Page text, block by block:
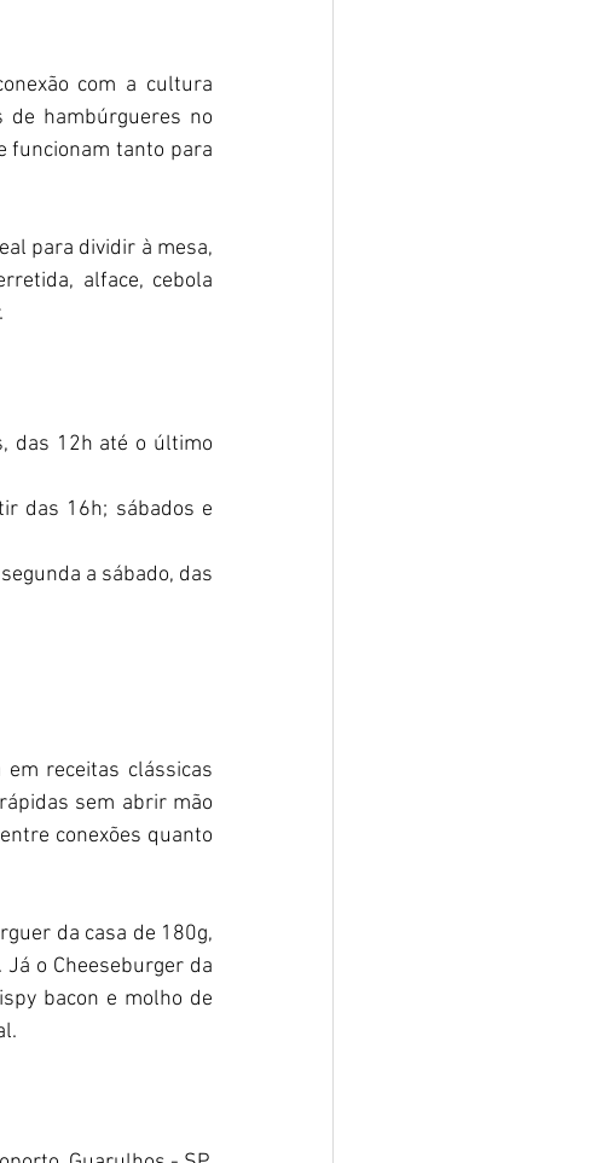
com a cultura
de hambúrgueres no
funcionam tanto para
para dividir à mesa,
alface, cebola
das 12h até o último
das 16h; sábados e
a sábado, das
receitas clássicas
sem abrir mão
conexões quanto
da casa de 180g,
o Cheeseburger da
bacon e molho de